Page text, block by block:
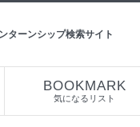
ターンシップ検索サイト
BOOKMARK
気になるリスト